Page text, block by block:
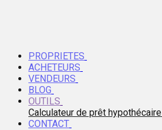
PROPRIETES
ACHETEURS
VENDEURS
BLOG
OUTILS
Calculateur de prêt hypothécaire
CONTACT